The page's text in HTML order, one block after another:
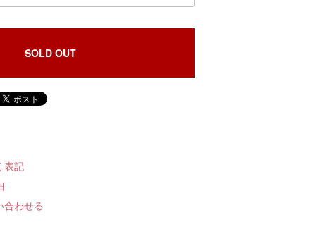
SOLD OUT
表記
合わせる